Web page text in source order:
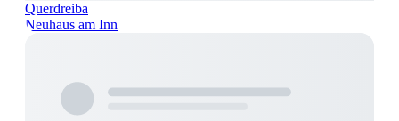
Querdreiba
Neuhaus am Inn